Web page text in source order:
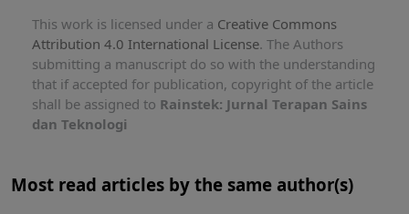
This work is licensed under a Creative Commons
Attribution 4.0 International License. The Authors
submitting a manuscript do so with the understanding
that if accepted for publication, copyright of the article
shall be assigned to Rainstek: Jurnal Terapan Sains
dan Teknologi
Most read articles by the same author(s)